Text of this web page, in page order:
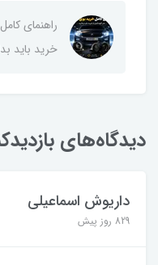
راهنمای
خرید باید
دیدگاه‌های
داریوش اسماعیلی
829 روز پیش